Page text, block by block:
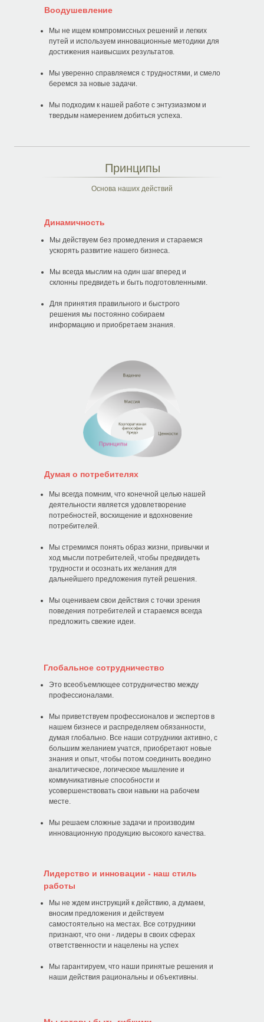
Основа наших действий
Воодушевление
Мы не ищем компромиссных решений и легких
путей и используем инновационные методики для
достижения наивысших результатов.
Мы уверенно справляемся с трудностями, и смело
беремся за новые задачи.
Мы подходим к нашей работе с энтузиазмом и
твердым намерением добиться успеха.
Мы не ждем инструкций к действию, а думаем,
вносим предложения и действуем
самостоятельно на местах. Все сотрудники
признают, что они - лидеры в своих сферах
ответственности и нацелены на успех
Мы гарантируем, что наши принятые решения и
наши действия рациональны и объективны.
Лидерство и инновации - наш стиль
работы
Это всеобъемлющее сотрудничество между
профессионалами.
Мы приветствуем профессионалов и экспертов в
нашем бизнесе и распределяем обязанности,
думая глобально. Все наши сотрудники активно, с
большим желанием учатся, приобретают новые
знания и опыт, чтобы потом соединить воедино
аналитическое, логическое мышление и
коммуникативные способности и
усовершенствовать свои навыки на рабочем
месте.
Мы решаем сложные задачи и производим
инновационную продукцию высокого качества.
Глобальное сотрудничество
Думая о потребителях
Мы всегда помним, что конечной целью нашей
деятельности является удовлетворение
потребностей, восхищение и вдохновение
потребителей.
Мы стремимся понять образ жизни, привычки и
ход мысли потребителей, чтобы предвидеть
трудности и осознать их желания для
дальнейшего предложения путей решения.
Мы оцениваем свои действия с точки зрения
поведения потребителей и стараемся всегда
предложить свежие идеи.
Мы действуем без промедления и стараемся
ускорять развитие нашего бизнеса.
Мы всегда мыслим на один шаг вперед и
склонны предвидеть и быть подготовленными.
Для принятия правильного и быстрого
решения мы постоянно собираем
информацию и приобретаем знания.
Динамичность
Принципы
История компании
Корпоративное видео
Происхождение
История создания
детской бутылочки
О компании
Социальная
От главы Компании
Ценим уникальность
каждого малыша
ООО «НТС «Градиент», ОГРН: 1027739304570, ИНН: 7720125736.
125315, г. Москва, вн. тер. г. муниципальный округ Аэропорт, Ленинградский
проспект, д. 72, корпус 1.
Copyright © Pigeon Corporation All Rights Reserved.
РОССИЯ